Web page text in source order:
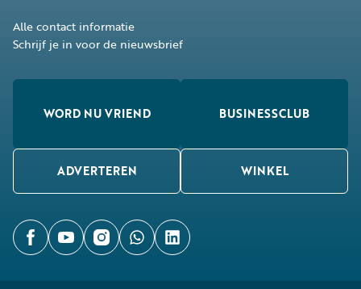
Alle contact informatie
Schrijf je in voor de nieuwsbrief
WORD NU VRIEND BUSINESSCLUB
ADVERTEREN WINKEL